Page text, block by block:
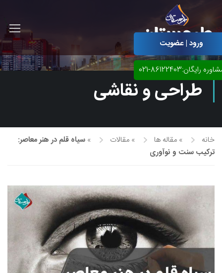
آموزش مجازی طراحی لباس
آموزش مجازی گرافیک
آموزش مجازی طراحی داخلی
نقاشی پاستل
نقاشی رنگ روغن
نقاشی آبرنگ
خوشنویسی نستعلیق
خوشنویسی با خودکار
ورود | عضویت
رایگان:86122403-021
طراحی و نقاشی
خانه » مقاله ها » مقالات » سیاه قلم در هنر معاصر:
ترکیب سنت و نوآوری